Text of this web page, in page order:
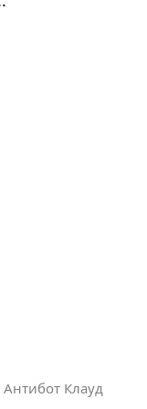
Клауд